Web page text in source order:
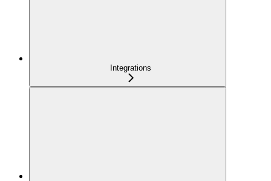
Integrations